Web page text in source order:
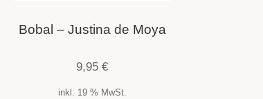
Bobal – Justina de Moya
9,95€
inkl. 19 % MwSt.